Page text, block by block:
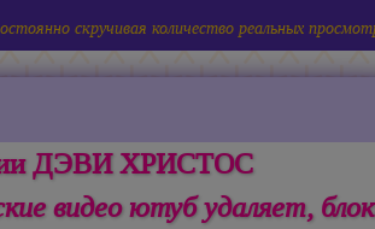
скручивая количество реальных
ДЭВИ ХРИСТОС
видео ютуб удаляет,